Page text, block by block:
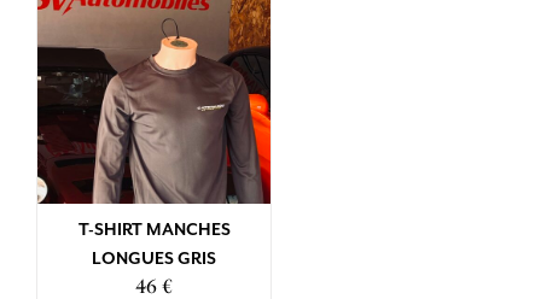
T-SHIRT MANCHES
LONGUES GRIS
46 €